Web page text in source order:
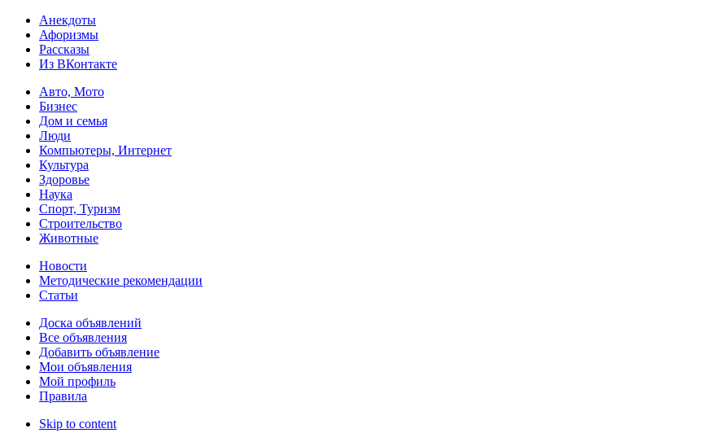
Анекдоты
Афоризмы
Рассказы
Из ВКонтакте
Авто, Мото
Бизнес
Дом и семья
Люди
Компьютеры, Интернет
Культура
Здоровье
Наука
Спорт, Туризм
Строительство
Животные
Новости
Методические рекомендации
Статьи
Доска объявлений
Все объявления
Добавить объявление
Мои объявления
Мой профиль
Правила
Skip to content